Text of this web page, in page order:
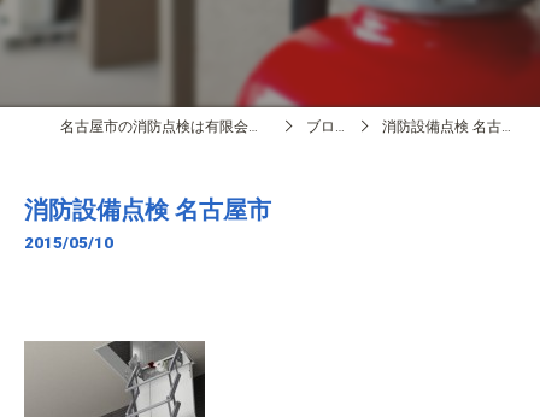
名古屋市の消防点検は有限会社創功 ブログ 消防設備点検 名古屋市
消防設備点検 名古屋市
2015/05/10